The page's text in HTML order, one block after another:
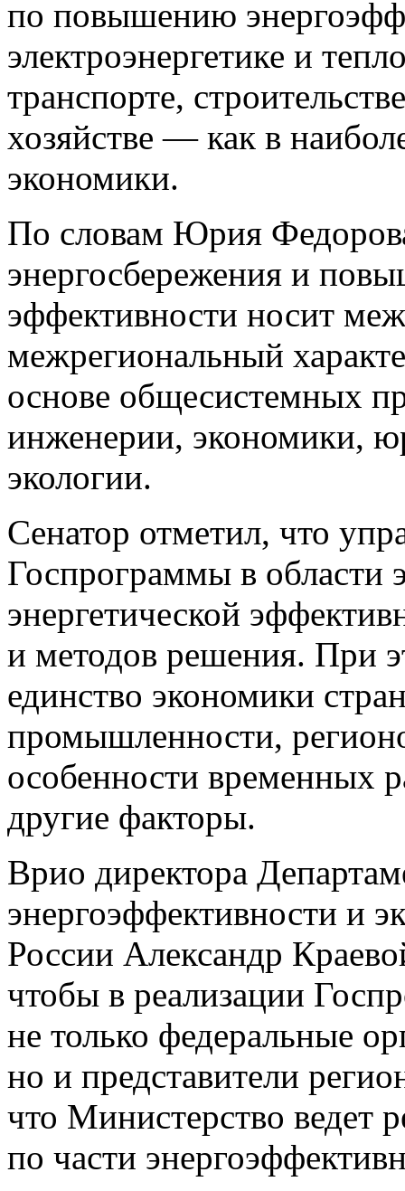
по повышению
электроэнергетике и
транспорте,
хозяйстве — как в
экономики.
По словам Юрия
энергосбережения и
эффективности носит
межрегиональный
основе общесистемных
инженерии, экономики,
экологии.
Сенатор отметил, что
Госпрограммы в области
энергетической
и методов решения. При
единство экономики
промышленности,
особенности временных
другие факторы.
Врио директора
энергоэффективности и
России Александр
чтобы в реализации
не только федеральные
но и представители
что Министерство ведет
по части